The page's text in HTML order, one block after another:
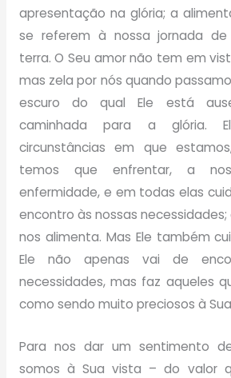
apresentação na glória; a
se referem à nossa jornada de
terra. O Seu amor não tem em
mas zela por nós quando
escuro do qual Ele está
caminhada para a glória.
circunstâncias em que
temos que enfrentar, a
enfermidade, e em todas elas
encontro às nossas necessidades;
nos alimenta. Mas Ele também
Ele não apenas vai de
necessidades, mas faz aqueles
como sendo muito preciosos à
Para nos dar um sentimento
somos à Sua vista – do valor